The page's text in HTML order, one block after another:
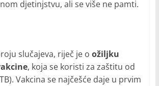
djetinjstvu, ali se više ne pamti.
slučajeva, riječ je o ožiljku
, koja se koristi za zaštitu od
Vakcina se najčešće daje u prvim